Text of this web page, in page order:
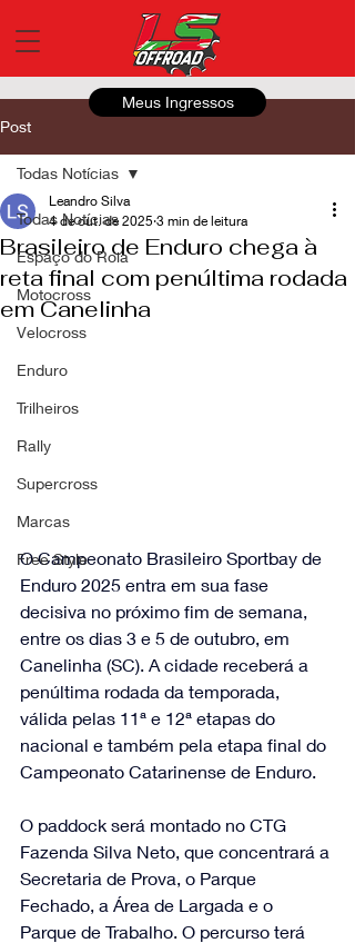
Meus Ingressos
Post
Todas Notícias
Espaço do Roia
Motocross
Velocross
Enduro
Trilheiros
Rally
Supercross
Marcas
Free Style
Todas Notícias
Brasileiro de Enduro chega à
reta final com penúltima rodada
em Canelinha
Leandro Silva
4 de out. de 2025 3 min de leitura
O Campeonato Brasileiro Sportbay de
Enduro 2025 entra em sua fase
decisiva no próximo fim de semana,
entre os dias 3 e 5 de outubro, em
Canelinha (SC). A cidade receberá a
penúltima rodada da temporada,
válida pelas 11ª e 12ª etapas do
nacional e também pela etapa final do
Campeonato Catarinense de Enduro.
O paddock será montado no CTG
Fazenda Silva Neto, que concentrará a
Secretaria de Prova, o Parque
Fechado, a Área de Largada e o
Parque de Trabalho. O percurso terá